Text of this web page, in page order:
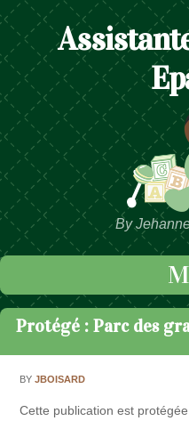
By
Passer au contenu
Protégé : Parc des
BYJBOISARD
Cette publication est